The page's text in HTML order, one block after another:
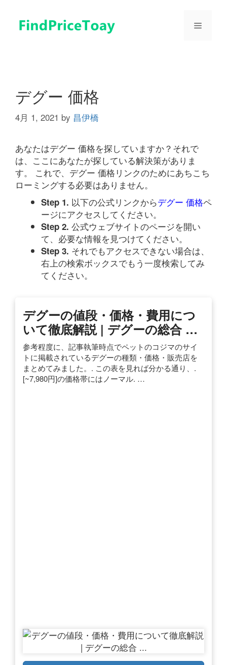
メ
デグー 価格
4月 1, 2021 by 昌伊橋
あなたはデグー 価格を探していますか？それで
は、ここにあなたが探している解決策がありま
す。 これで、デグー 価格リンクのためにあちこち
ローミングする必要はありません。
Step 1. 以下の公式リンクからデグー 価格ペ
ージにアクセスしてください。
Step 2. 公式ウェブサイトのページを開い
て、必要な情報を見つけてください。
Step 3. それでもアクセスできない場合は、
右上の検索ボックスでもう一度検索してみ
てください。
デグーの値段・価格・費用につ
いて徹底解説 | デグーの総合 …
参考程度に、記事執筆時点でペットのコジマのサイ
トに掲載されているデグーの種類・価格・販売店を
まとめてみました。. この表を見れば分かる通り、.
[~7,980円]の価格帯にはノーマル. …